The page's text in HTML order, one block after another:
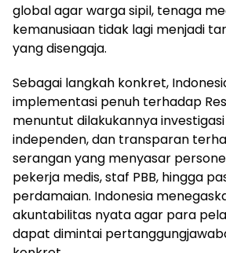
global agar warga sipil, tenaga
kemanusiaan tidak lagi menjadi
yang disengaja.
Sebagai langkah konkret,
implementasi penuh terhadap
menuntut dilakukannya
independen, dan transparan
serangan yang menyasar
pekerja medis, staf PBB, hingga
perdamaian. Indonesia
akuntabilitas nyata agar para
dapat dimintai